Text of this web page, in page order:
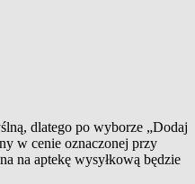
dlatego po wyborze „Dodaj
w cenie oznaczonej przy
na aptekę wysyłkową będzie